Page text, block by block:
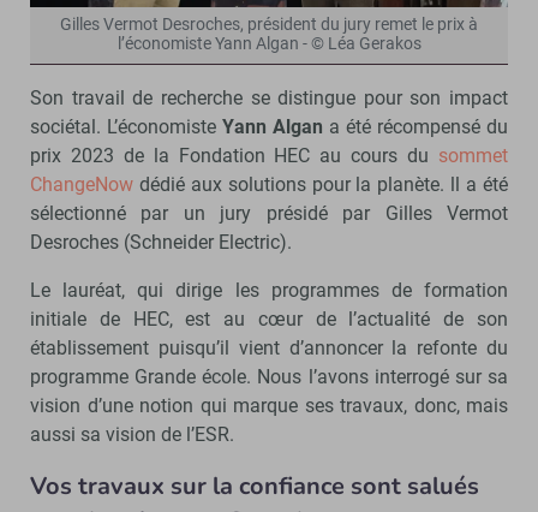
Gilles Vermot Desroches, président du jury remet le prix à
l’économiste Yann Algan - © Léa Gerakos
Son travail de recherche se distingue pour son impact
sociétal. L’économiste Yann Algan a été récompensé du
prix 2023 de la Fondation HEC au cours du sommet
ChangeNow dédié aux solutions pour la planète. ll a été
sélectionné par un jury présidé par Gilles Vermot
Desroches (Schneider Electric).
Le lauréat, qui dirige les programmes de formation
initiale de HEC, est au cœur de l’actualité de son
établissement puisqu’il vient d’annoncer la refonte du
programme Grande école. Nous l’avons interrogé sur sa
vision d’une notion qui marque ses travaux, donc, mais
aussi sa vision de l’ESR.
Vos travaux sur la confiance sont salués